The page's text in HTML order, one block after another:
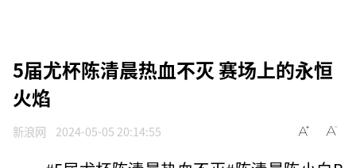
5届尤杯陈清晨热血不灭 赛场上的永恒
火焰
新浪网 2024-05-05 20:14:55